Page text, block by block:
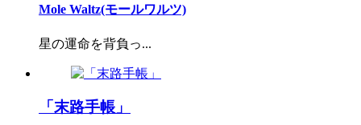
Mole Waltz(モールワルツ)
星の運命を背負っ...
「末路手帳」